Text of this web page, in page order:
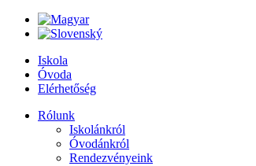
Iskola
Óvoda
Elérhetőség
Rólunk
Iskolánkról
Óvodánkról
Rendezvényeink